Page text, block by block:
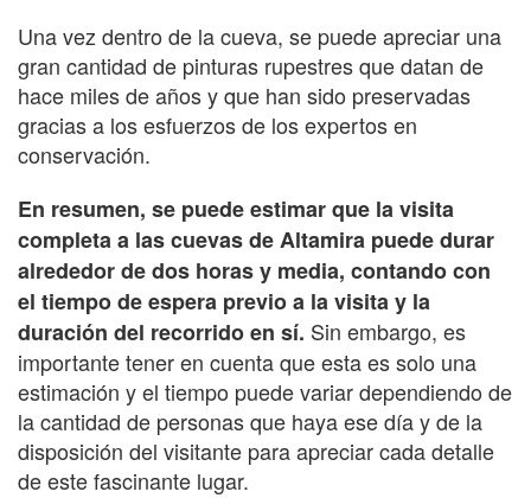
Una vez dentro de la cueva, se puede apreciar una
gran cantidad de pinturas rupestres que datan de
hace miles de años y que han sido preservadas
gracias a los esfuerzos de los expertos en
conservación.
En resumen, se puede estimar que la visita
completa a las cuevas de Altamira puede durar
alrededor de dos horas y media, contando con
el tiempo de espera previo a la visita y la
duración del recorrido en sí. Sin embargo, es
importante tener en cuenta que esta es solo una
estimación y el tiempo puede variar dependiendo de
la cantidad de personas que haya ese día y de la
disposición del visitante para apreciar cada detalle
de este fascinante lugar.